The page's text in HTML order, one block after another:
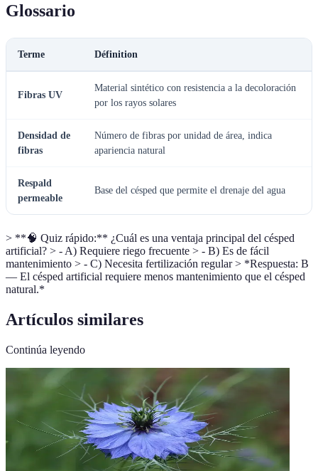
Glossario
Terme Définition
Fibras UV
Material sintético con resistencia a la decoloración
por los rayos solares
Densidad de
fibras
Número de fibras por unidad de área, indica
apariencia natural
Respald
permeable
Base del césped que permite el drenaje del agua
> **🧠 Quiz rápido:** ¿Cuál es una ventaja principal del césped
artificial? > - A) Requiere riego frecuente > - B) Es de fácil
mantenimiento > - C) Necesita fertilización regular > *Respuesta: B
— El césped artificial requiere menos mantenimiento que el césped
natural.*
Artículos similares
Continúa leyendo